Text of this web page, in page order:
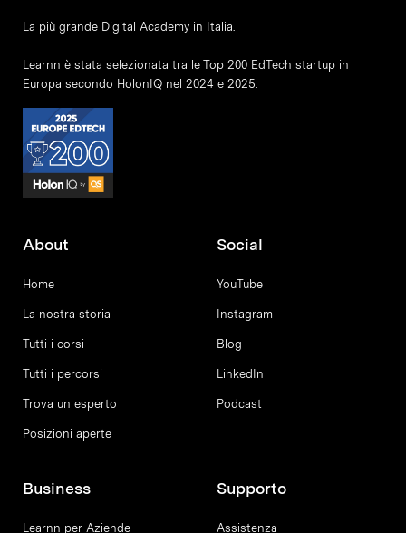
La più grande Digital Academy in Italia.
Learnn è stata selezionata tra le Top 200 EdTech startup in
Europa secondo HolonIQ nel 2024 e 2025.
About
Home
La nostra storia
Tutti i corsi
Tutti i percorsi
Trova un esperto
Posizioni aperte
Social
YouTube
Instagram
Blog
LinkedIn
Podcast
Business
Learnn per Aziende
Supporto
Assistenza